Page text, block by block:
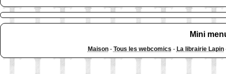
Mini
Maison- Tous les webcomics - La librairie Lapin